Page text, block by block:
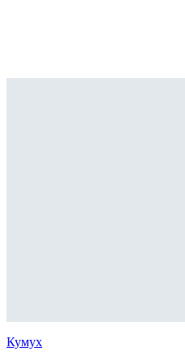
Кумух